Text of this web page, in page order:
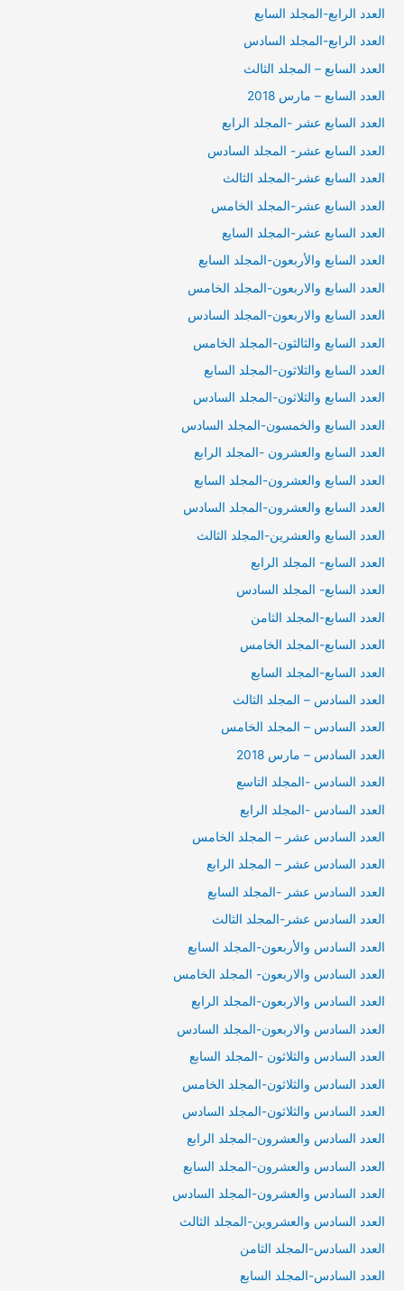
العدد الرابع-المجلد السابع
العدد الرابع-المجلد السادس
العدد السابع – المجلد الثالث
العدد السابع – مارس 2018
العدد السابع عشر -المجلد الرابع
العدد السابع عشر- المجلد السادس
العدد السابع عشر-المجلد الثالث
العدد السابع عشر-المجلد الخامس
العدد السابع عشر-المجلد السايع
العدد السابع والأربعون-المجلد السابع
العدد السابع والاربعون-المجلد الخامس
العدد السابع والاربعون-المجلد السادس
العدد السابع والثالثون-المجلد الخامس
العدد السابع والثلاثون-المجلد السابع
العدد السابع والثلاثون-المجلد السادس
العدد السابع والخمسون-المجلد السادس
العدد السابع والعشرون -المجلد الرابع
العدد السابع والعشرون-المجلد السابع
العدد السابع والعشرون-المجلد السادس
العدد السابع والعشرين-المجلد الثالث
العدد السابع- المجلد الرابع
العدد السابع- المجلد السادس
العدد السابع-المجلد الثامن
العدد السابع-المجلد الخامس
العدد السابع-المجلد السابع
العدد السادس – المجلد الثالث
العدد السادس – المجلد الخامس
العدد السادس – مارس 2018
العدد السادس -المجلد التاسع
العدد السادس -المجلد الرابع
العدد السادس عشر – المجلد الخامس
العدد السادس عشر – المجلد الرابع
العدد السادس عشر -المجلد السابع
العدد السادس عشر-المجلد الثالث
العدد السادس والأربعون-المجلد السابع
العدد السادس والاربعون- المجلد الخامس
العدد السادس والاربعون-المجلد الرابع
العدد السادس والاربعون-المجلد السادس
العدد السادس والثلاثون -المجلد السابع
العدد السادس والثلاثون-المجلد الخامس
العدد السادس والثلاثون-المجلد السادس
العدد السادس والعشرون-المجلد الرابع
العدد السادس والعشرون-المجلد السابع
العدد السادس والعشرون-المجلد السادس
العدد السادس والعشروين-المجلد الثالث
العدد السادس-المجلد الثامن
العدد السادس-المجلد السابع